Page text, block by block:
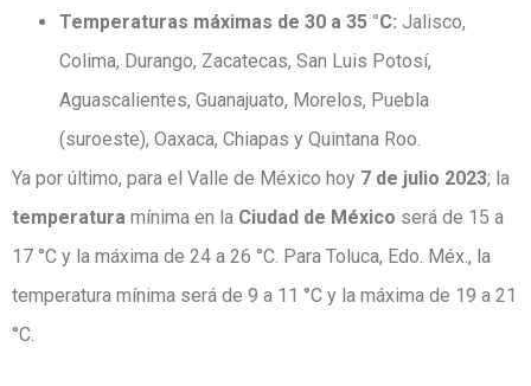
Temperaturas máximas de 30 a 35 °C: Jalisco,
Colima, Durango, Zacatecas, San Luis Potosí,
Aguascalientes, Guanajuato, Morelos, Puebla
(suroeste), Oaxaca, Chiapas y Quintana Roo.
Ya por último, para el Valle de México hoy 7 de julio 2023; la
temperatura mínima en la Ciudad de México será de 15 a
17 °C y la máxima de 24 a 26 °C. Para Toluca, Edo. Méx., la
temperatura mínima será de 9 a 11 °C y la máxima de 19 a 21
°C.